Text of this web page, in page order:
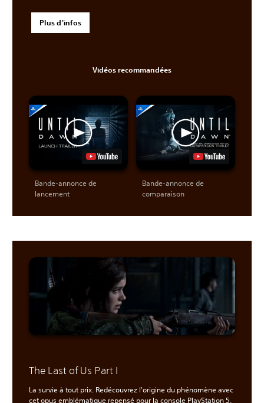
Plus d'infos
Vidéos recommandées
Bande-annonce de
lancement
Bande-annonce de
comparaison
The Last of Us Part I
La survie à tout prix. Redécouvrez l'origine du phénomène avec
cet opus emblématique repensé pour la console PlayStation 5.